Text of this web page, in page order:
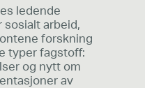
ledende
arbeid,
forskning
typer fagstoff:
og nytt om
av